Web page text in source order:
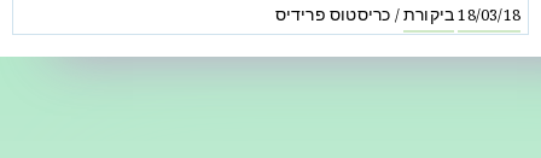
18/03/18ביקורת/כריסטוס פרידיס